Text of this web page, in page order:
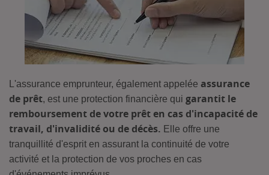
L'assurance emprunteur, également appelée assurance
de prêt, est une protection financière qui garantit le
remboursement de votre prêt en cas d'incapacité de
travail, d'invalidité ou de décès. Elle offre une
tranquillité d'esprit en assurant la continuité de votre
activité et la protection de vos proches en cas